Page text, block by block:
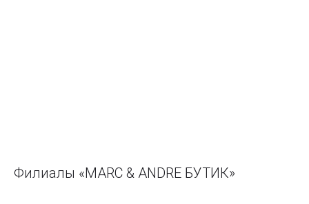
Филиалы «MARC & ANDRE БУТИК»